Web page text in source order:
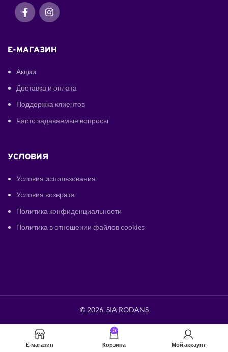
E-МАГАЗИН
Акции
Доставка и оплата
Поддержка клиентов
Часто задаваемые вопросы
УСЛОВИЯ
Условия использования
Условия возврата
Политика конфиденциальности
Политика в отношении файлов cookies
© 2026, SIA RODANS
E-магазин
0
Корзина Мой аккаунт